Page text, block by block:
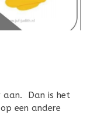
aan. Dan is het
een andere